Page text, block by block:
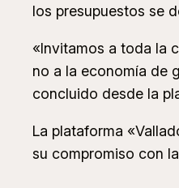
los presupuestos se
«Invitamos a toda la
no a la economía de
concluido desde la
La plataforma
su compromiso con